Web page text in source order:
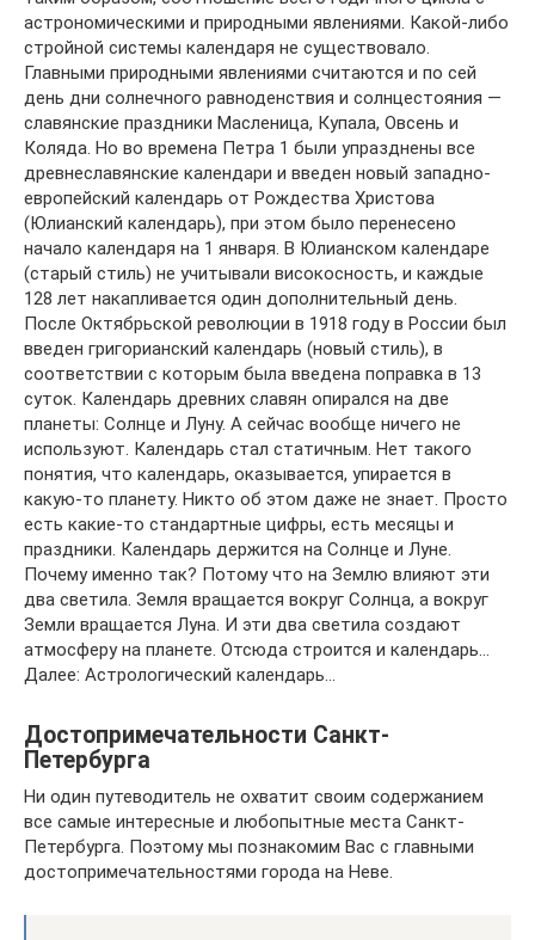
астрономическими и природными явлениями. Какой-либо
стройной системы календаря не существовало.
Главными природными явлениями считаются и по сей
день дни солнечного равноденствия и солнцестояния —
славянские праздники Масленица, Купала, Овсень и
Коляда. Но во времена Петра 1 были упразднены все
древнеславянские календари и введен новый западно-
европейский календарь от Рождества Христова
(Юлианский календарь), при этом было перенесено
начало календаря на 1 января. В Юлианском календаре
(старый стиль) не учитывали високосность, и каждые
128 лет накапливается один дополнительный день.
После Октябрьской революции в 1918 году в России был
введен григорианский календарь (новый стиль), в
соответствии с которым была введена поправка в 13
суток. Календарь древних славян опирался на две
планеты: Солнце и Луну. А сейчас вообще ничего не
используют. Календарь стал статичным. Нет такого
понятия, что календарь, оказывается, упирается в
какую-то планету. Никто об этом даже не знает. Просто
есть какие-то стандартные цифры, есть месяцы и
праздники. Календарь держится на Солнце и Луне.
Почему именно так? Потому что на Землю влияют эти
два светила. Земля вращается вокруг Солнца, а вокруг
Земли вращается Луна. И эти два светила создают
атмосферу на планете. Отсюда строится и календарь…
Далее: Астрологический календарь…
Достопримечательности Санкт-
Петербурга
Ни один путеводитель не охватит своим содержанием
все самые интересные и любопытные места Санкт-
Петербурга. Поэтому мы познакомим Вас с главными
достопримечательностями города на Неве.